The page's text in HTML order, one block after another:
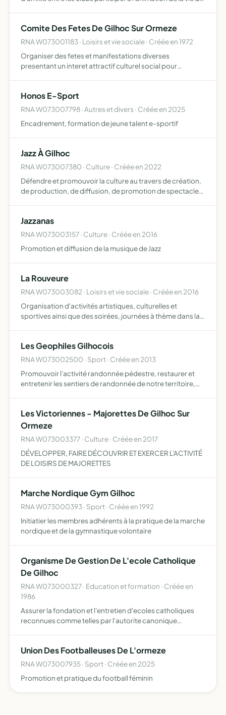
Comite Des Fetes De Gilhoc Sur Ormeze
RNA W073001183 · Loisirs et vie sociale · Créée en 1972
Organiser des fetes et manifestations diverses
presentant un interet attractif culturel social pour
Honos E-Sport
RNA W073007798 · Autres et divers · Créée en 2025
Encadrement, formation de jeune talent e-sportif
Jazz À Gilhoc
RNA W073007380 · Culture · Créée en 2022
Défendre et promouvoir la culture au travers de création,
de production, de diffusion, de promotion de spectacles,
Jazzanas
RNA W073003157 · Culture · Créée en 2016
Promotion et diffusion de la musique de Jazz
La Rouveure
RNA W073003082 · Loisirs et vie sociale · Créée en 2016
Organisation d'activités artistiques, culturelles et
sportives ainsi que des soirées, journées à thème dans la
Les Geophiles Gilhocois
RNA W073002500 · Sport · Créée en 2013
Promouvoir l'activité randonnée pédestre, restaurer et
entretenir les sentiers de randonnée de notre territoire,
aménag…
Les Victoriennes - Majorettes De Gilhoc Sur
Ormeze
RNA W073003377 · Culture · Créée en 2017
DÉVELOPPER, FAIRE DÉCOUVRIR ET EXERCER L'ACTIVITÉ
DE LOISIRS DE MAJORETTES
Marche Nordique Gym Gilhoc
RNA W073000393 · Sport · Créée en 1992
Initiatier les membres adhérents à la pratique de la marche
nordique et de la gymnastique volontaire
Organisme De Gestion De L'ecole Catholique
De Gilhoc
RNA W073000327 · Education et formation · Créée en
1986
Assurer la fondation et l'entretien d'ecoles catholiques
reconnues comme telles par l'autorite canonique
Union Des Footballeuses De L'ormeze
RNA W073007935 · Sport · Créée en 2025
Promotion et pratique du football féminin